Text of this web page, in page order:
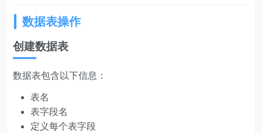
数据表操作
创建数据表
数据表包含以下信息：
表名
表字段名
定义每个表字段